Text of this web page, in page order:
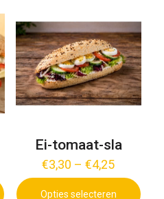
Ei-tomaat-sla
€3,30 –€4,25
Opties selecteren